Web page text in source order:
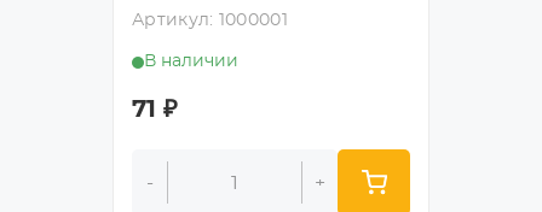
роликоподш.)
Артикул: 1000001
В наличии
71 ₽
- +